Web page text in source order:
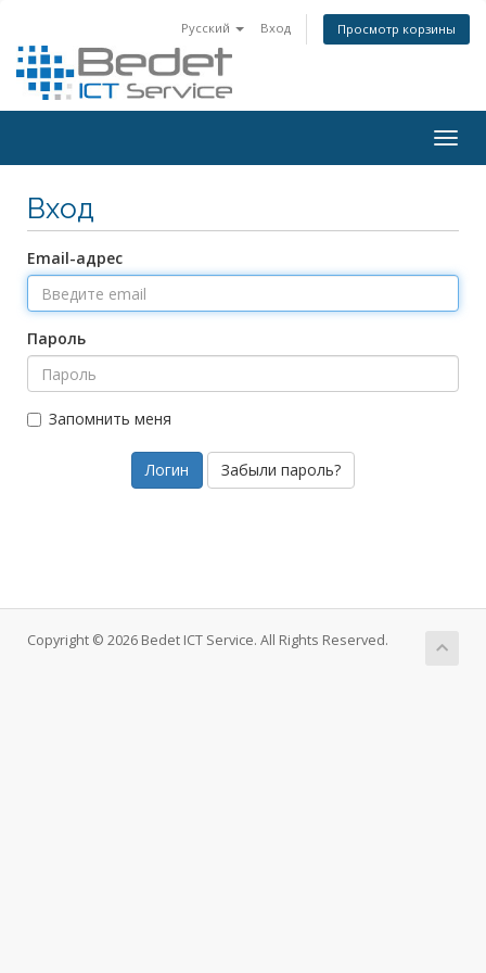
Русский Вход Просмотр корзины
Вход
Email-адрес
Пароль
Запомнить меня
Забыли пароль?
Copyright © 2026 Bedet ICT Service. All Rights Reserved.